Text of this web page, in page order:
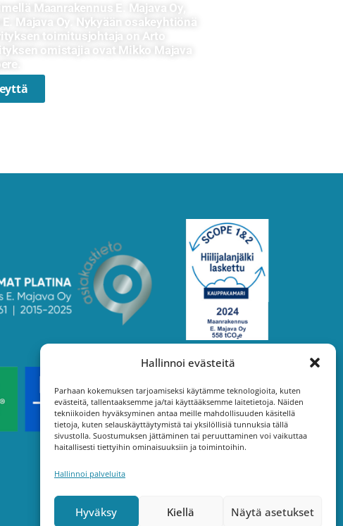
Hallinnoi evästeitä
Parhaan kokemuksen tarjoamiseksi käytämme teknologioita, kuten
evästeitä, tallentaaksemme ja/tai käyttääksemme laitetietoja. Näiden
tekniikoiden hyväksyminen antaa meille mahdollisuuden käsitellä
tietoja, kuten selauskäyttäytymistä tai yksilöllisiä tunnuksia tällä
sivustolla. Suostumuksen jättäminen tai peruuttaminen voi vaikuttaa
haitallisesti tiettyihin ominaisuuksiin ja toimintoihin.
Hallinnoi palveluita
Hyväksy Kiellä Näytä asetukset
Maanrakennus E. Majava Oy,
Majava Oy. Nykyään osakeyhtiönä
toimitusjohtaja on Arto
omistajia ovat Mikko Majava